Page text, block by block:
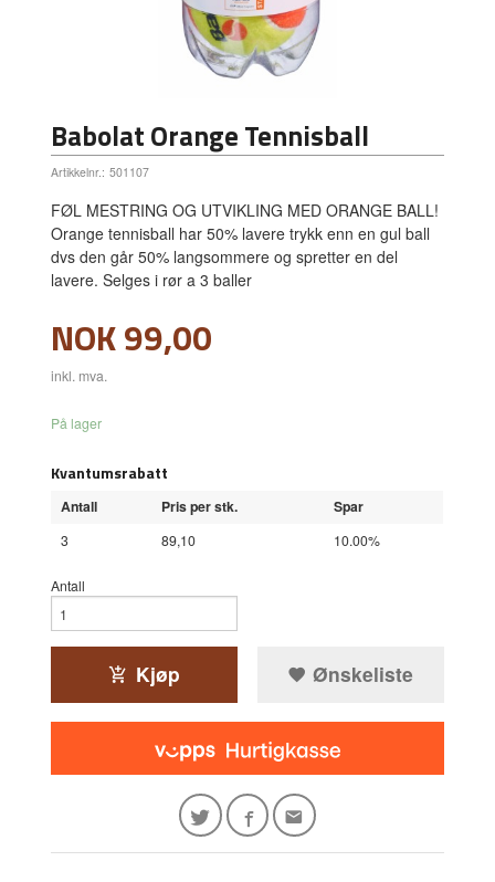
Babolat Orange Tennisball
Artikkelnr.: 501107
FØL MESTRING OG UTVIKLING MED ORANGE BALL!
Orange tennisball har 50% lavere trykk enn en gul ball
dvs den går 50% langsommere og spretter en del
lavere. Selges i rør a 3 baller
Pris
NOK99,00
inkl. mva.
På lager
Kvantumsrabatt
Antall Pris per stk. Spar
3 89,10 10.00%
Antall
Kjøp Ønskeliste